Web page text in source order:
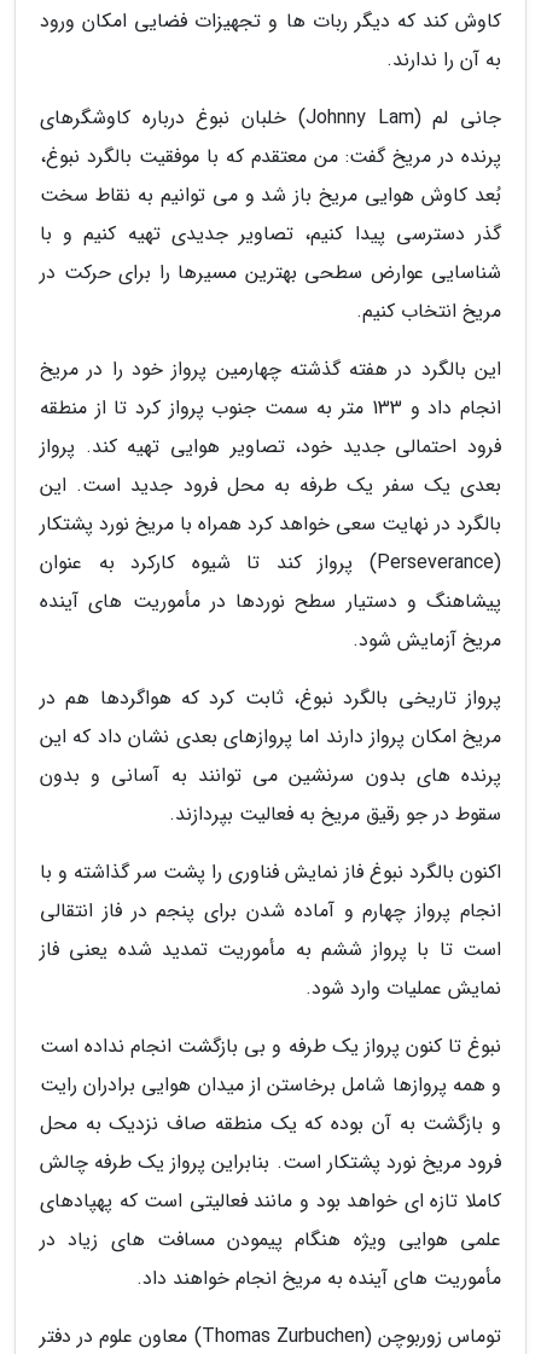
کاوش کند که دیگر ربات ها و تجهیزات فضایی امکان ورود
به آن را ندارند.
جانی لم (Johnny Lam) خلبان نبوغ درباره کاوشگرهای
پرنده در مریخ گفت: من معتقدم که با موفقیت بالگرد نبوغ،
بُعد کاوش هوایی مریخ باز شد و می توانیم به نقاط سخت
گذر دسترسی پیدا کنیم، تصاویر جدیدی تهیه کنیم و با
شناسایی عوارض سطحی بهترین مسیرها را برای حرکت در
مریخ انتخاب کنیم.
این بالگرد در هفته گذشته چهارمین پرواز خود را در مریخ
انجام داد و 133 متر به سمت جنوب پرواز کرد تا از منطقه
فرود احتمالی جدید خود، تصاویر هوایی تهیه کند. پرواز
بعدی یک سفر یک طرفه به محل فرود جدید است. این
بالگرد در نهایت سعی خواهد کرد همراه با مریخ نورد پشتکار
(Perseverance) پرواز کند تا شیوه کارکرد به عنوان
پیشاهنگ و دستیار سطح نوردها در مأموریت های آینده
مریخ آزمایش شود.
پرواز تاریخی بالگرد نبوغ، ثابت کرد که هواگردها هم در
مریخ امکان پرواز دارند اما پروازهای بعدی نشان داد که این
پرنده های بدون سرنشین می توانند به آسانی و بدون
سقوط در جو رقیق مریخ به فعالیت بپردازند.
اکنون بالگرد نبوغ فاز نمایش فناوری را پشت سر گذاشته و با
انجام پرواز چهارم و آماده شدن برای پنجم در فاز انتقالی
است تا با پرواز ششم به مأموریت تمدید شده یعنی فاز
نمایش عملیات وارد شود.
نبوغ تا کنون پرواز یک طرفه و بی بازگشت انجام نداده است
و همه پروازها شامل برخاستن از میدان هوایی برادران رایت
و بازگشت به آن بوده که یک منطقه صاف نزدیک به محل
فرود مریخ نورد پشتکار است. بنابراین پرواز یک طرفه چالش
کاملا تازه ای خواهد بود و مانند فعالیتی است که پهپادهای
علمی هوایی ویژه هنگام پیمودن مسافت های زیاد در
مأموریت های آینده به مریخ انجام خواهند داد.
توماس زوربوچن (Thomas Zurbuchen) معاون علوم در دفتر